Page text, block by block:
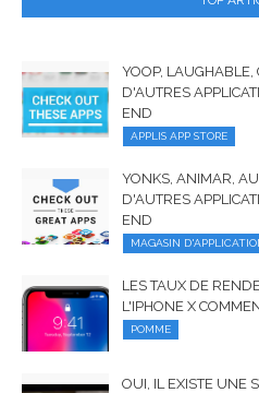
YOOP, LAUGHABLE,
D'AUTRES
END
APPLIS APP STORE
YONKS, ANIMAR,
D'AUTRES
END
MAGASIN
LES TAUX DE
L'IPHONE X
POMME
OUI, IL EXISTE UNE